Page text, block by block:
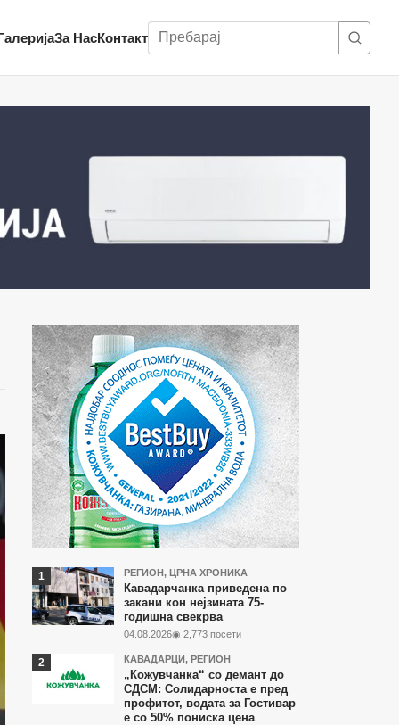
За НасКонтакт
Пребарај
Најчитани
во
последните
7
дена
РЕГИОН, ЦРНА ХРОНИКА
Кавадарчанка приведена по
закани кон нејзината 75-
годишна свекрва
04.08.2026◉ 2,773 посети
КАВАДАРЦИ, РЕГИОН
„Кожувчанка“ со демант до
СДСМ: Солидарноста е пред
профитот, водата за Гостивар
е со 50% пониска цена